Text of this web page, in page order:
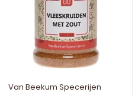
Van Beekum Specerijen